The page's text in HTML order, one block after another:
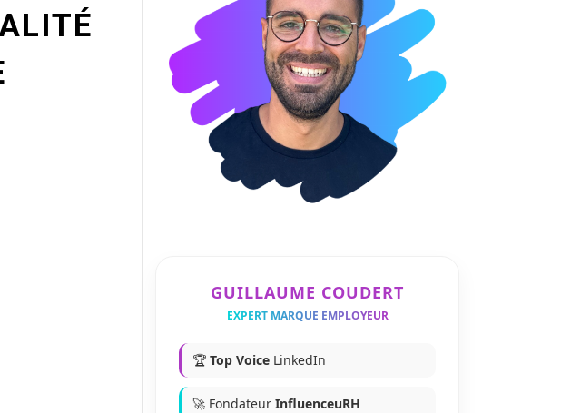
GUILLAUME COUDERT
EXPERT MARQUE EMPLOYEUR
🏆 Top Voice LinkedIn
🚀 Fondateur InfluenceuRH